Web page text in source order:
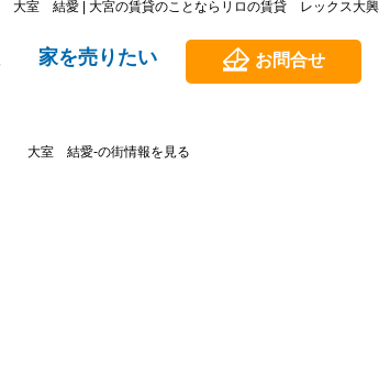
大室 結愛 | 大宮の賃貸のことならリロの賃貸 レックス大興
家を売りたい お問合せ
大室 結愛-の街情報を見る